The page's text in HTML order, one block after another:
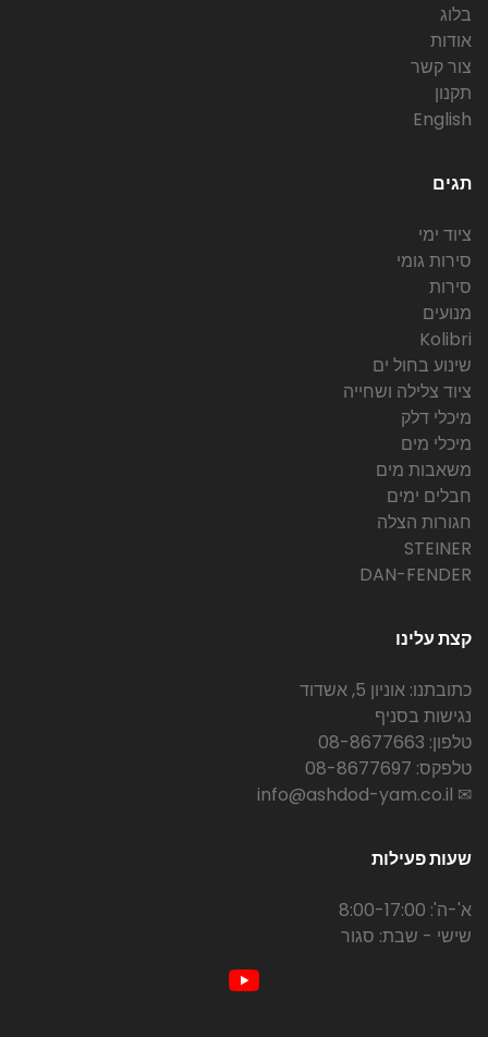
בלוג
אודות
צור קשר
תקנון
English
תגים
ציוד ימי
סירות גומי
סירות
מנועים
Kolibri
שינוע בחול ים
ציוד צלילה ושחייה
מיכלי דלק
מיכלי מים
משאבות מים
חבלים ימים
חגורות הצלה
STEINER
DAN-FENDER
קצת עלינו
כתובתנו: אוניון 5, אשדוד
נגישות בסניף
טלפון: 08-8677663
טלפקס: 08-8677697
✉ info@ashdod-yam.co.il
שעות פעילות
א'-ה': 8:00-17:00
שישי - שבת: סגור